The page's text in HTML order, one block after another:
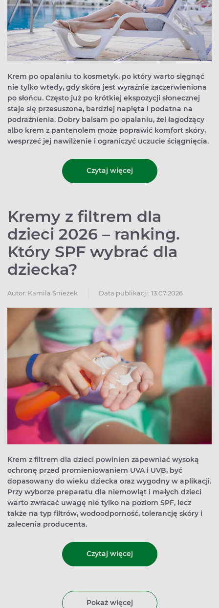
Krem po opalaniu to kosmetyk, po który warto sięgnąć
nie tylko wtedy, gdy skóra jest wyraźnie zaczerwieniona
po słońcu. Często już po krótkiej ekspozycji słonecznej
staje się przesuszona, bardziej napięta i podatna na
podrażnienia. Dobry balsam po opalaniu, żel łagodzący
albo krem z pantenolem może poprawić komfort skóry,
wesprzeć jej nawilżenie i ograniczyć uczucie ściągnięcia.
Czytaj więcej
Kremy z filtrem dla
dzieci 2026 – ranking.
Który SPF wybrać dla
dziecka?
Autor: Kamila Śnieżek Data publikacji: 13.07.2026
Krem z filtrem dla dzieci powinien zapewniać wysoką
ochronę przed promieniowaniem UVA i UVB, być
dopasowany do wieku dziecka oraz wygodny w aplikacji.
Przy wyborze preparatu dla niemowląt i małych dzieci
warto zwracać uwagę nie tylko na poziom SPF, lecz
także na typ filtrów, wodoodporność, tolerancję skóry i
zalecenia producenta.
Czytaj więcej
Pokaż więcej